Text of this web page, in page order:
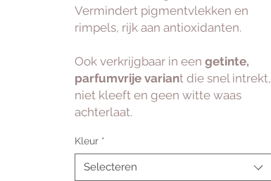
Vermindert pigmentvlekken en
rimpels, rijk aan antioxidanten.
Ook verkrijgbaar in een getinte,
parfumvrije variant die snel intrekt,
niet kleeft en geen witte waas
achterlaat.
Kleur *
Selecteren